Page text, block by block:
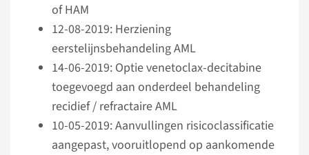
of HAM
12-08-2019: Herziening
eerstelijnsbehandeling AML
14-06-2019: Optie venetoclax-decitabine
toegevoegd aan onderdeel behandeling
recidief / refractaire AML
10-05-2019: Aanvullingen risicoclassificatie
aangepast, vooruitlopend op aankomende